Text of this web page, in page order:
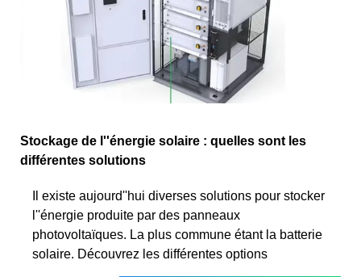
Stockage de l''énergie solaire : quelles sont les
différentes solutions
Il existe aujourd''hui diverses solutions pour stocker
l''énergie produite par des panneaux
photovoltaïques. La plus commune étant la batterie
solaire. Découvrez les différentes options